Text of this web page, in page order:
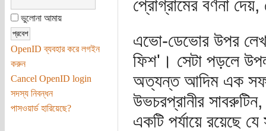
ভুলোনা আমায়
OpenID ব্যবহার করে লগইন
করুন
Cancel OpenID login
সদস্য নিবন্ধন
পাসওয়ার্ড হারিয়েছে?
প্রোগ্রামের বর্ণনা
এভো-ডেভোর উপর
ফিশ'। সেটা পড়লে
অত্যন্ত আদিম এক
উভচরপ্রানীর
একটি পর্যায়ে রয়েছে